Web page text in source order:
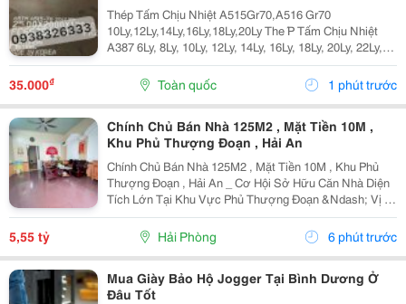
Thép Tấm Chịu Nhiệt A515Gr70,A516 Gr70
10Ly,12Ly,14Ly,16Ly,18Ly,20Ly The ́P Tấm Chịu Nhiệt
A387 6Ly, 8Ly, 10Ly, 12Ly, 14Ly, 16Ly, 18Ly, 20Ly, 22Ly,
25Ly, 30Ly, 35Ly Thép Tấm Chịu Nhiệt ,16Mo3,13Crmo
4-5 A515 Gr70 A387 6Ly, 8Ly,...
35.000₫ Toàn quốc 1 phút trước
Chính Chủ Bán Nhà 125M2 , Mặt Tiền 10M ,
Khu Phủ Thượng Đoạn , Hải An
Chính Chủ Bán Nhà 125M2 , Mặt Tiền 10M , Khu Phủ
Thượng Đoạn , Hải An _ Cơ Hội Sở Hữu Căn Nhà Diện
Tích Lớn Tại Khu Vực Phủ Thượng Đoạn &Ndash; Vị Trí
Đẹp, Ngõ Rộng, Ô Tô Chỉ Cách Nhà Vài Bước Chân.
Phù Hợp An Cư Hoặc Đầu Tư Lâu Dài. * Thông Tin...
5,55 tỷ Hải Phòng 6 phút trước
Mua Giày Bảo Hộ Jogger Tại Bình Dương Ở
Đâu Tốt